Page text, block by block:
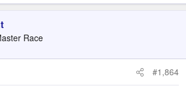
Race
#1,864